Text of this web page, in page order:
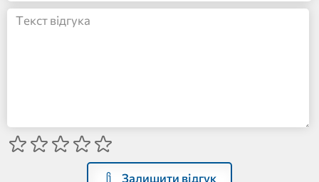
Залишити відгук